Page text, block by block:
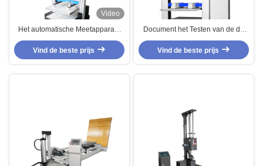
Video
Het automatische Meetapparaat
van de Kartoncompressie,
computerpakket het Testen
Materiaal
Vind de beste prijs
Document het Testen van de de
Compressiemeetapparaat/Computer
van het Materiaal Elektronisch
Karton Servovakje Samenpersend
Vind de beste prijs